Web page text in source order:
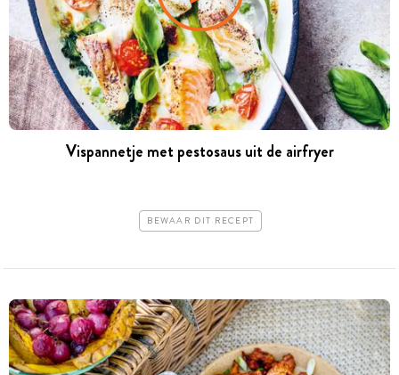
Vispannetje met pestosaus uit de airfryer
BEWAAR DIT RECEPT